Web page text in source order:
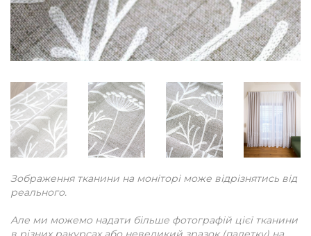
Зображення тканини на моніторі може відрізнятись від
реального.
Але ми можемо надати більше фотографій цієї тканини